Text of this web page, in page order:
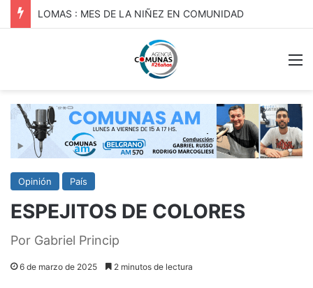
Opinión País
ESPEJITOS DE COLORES
Por Gabriel Princip
6 de marzo de 2025 2 minutos de lectura